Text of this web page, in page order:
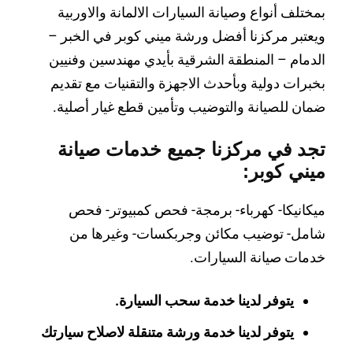
بمختلف أنواع وصيانة السيارات الالمانة والاوربية
ويعتبر مركزنا أفضل ورشة ميني كوبر في الخبر –
الدمام – المنطقة الشرقية بأيدي مهندسين وفنيين
بخبرات دولية وبأحدث الاجهزة والتقنيات مع تقديم
ضمان للصيانة والتوضيب وتأمين قطع غيار أصلية.
تجد في مركزنا جميع خدمات صيانة
ميني كوبر:
ميكانيكا- كهرباء- برمجة- فحص كمبيوتر- فحص
شامل- توضيب مكائن وجربكسات- وغيرها من
خدمات صيانة السيارات.
يتوفر لدينا خدمة سحب السيارة.
يتوفر لدينا خدمة ورشة متنقلة لاصلاح سيارتك